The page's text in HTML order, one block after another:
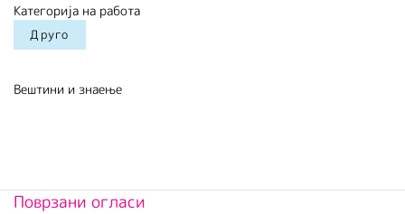
Категорија на работа
Друго
Вештини и знаење
Поврзани огласи